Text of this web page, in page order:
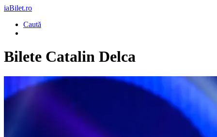
iaBilet.ro
Caută
Bilete Catalin Delca